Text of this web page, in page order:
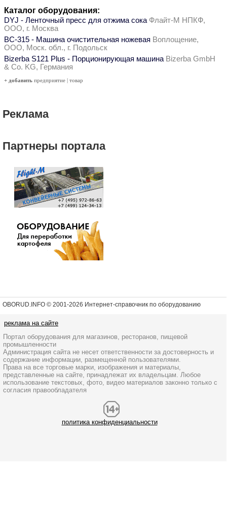
Каталог оборудования:
DYJ - Ленточный пресс для отжима сока Флайт-М НПКФ,
ООО, г. Москва
ВС-315 - Машина очистительная ножевая Воплощение,
ООО, Моск. обл., г. Подольск
Bizerba S121 Plus - Порционирующая машина Bizerba GmbH
& Co. KG, Германия
+ добавить предприятие | товар
Реклама
Партнеры портала
OBORUD.INFO © 2001-2026 Интернет-справочник по оборудованию
реклама на сайте
Портал оборудования для магазинов, ресторанов, пищевой
промышленности
Администрация сайта не несет ответственности за достоверность и
содержание информации, размещенной пользователями.
Права на все торговые марки, изображения и материалы,
представленные на сайте, принадлежат их владельцам. Любое
использование текстовых, фото, видео материалов законно только с
согласия правообладателя
политика конфиденциальности